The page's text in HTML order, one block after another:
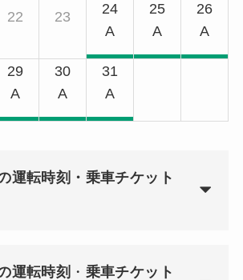
22 23
24
A
25
A
26
A
29
A
30
A
31
A
運転時刻・乗車チケット
運転時刻 ・ 乗車チケット